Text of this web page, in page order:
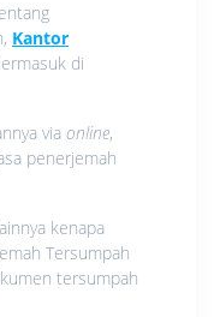
Kantor
di
via online,
penerjemah
kenapa
Tersumpah
tersumpah